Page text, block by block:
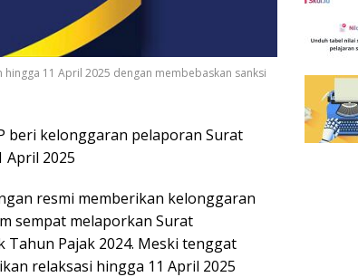
hingga 11 April 2025 dengan membebaskan sanksi
beri kelonggaran pelaporan Surat
April 2025
resmi memberikan kelonggaran
sempat melaporkan Surat
Pajak 2024. Meski tenggat
relaksasi hingga 11 April 2025